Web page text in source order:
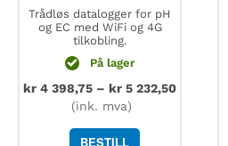
Trådløs datalogger for pH
og EC med WiFi og 4G
tilkobling.
På lager
kr 4 398,75 – kr 5 232,50
(ink. mva)
BESTILL